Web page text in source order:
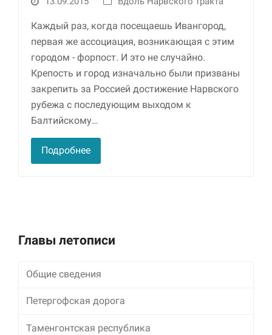
Каждый раз, когда посещаешь Ивангород,
первая же ассоциация, возникающая с этим
городом - форпост. И это не случайно.
Крепость и город изначально были призваны
закрепить за Россией достижение Нарвского
рубежа с последующим выходом к
Балтийскому…
Подробнее
Главы летописи
Общие сведения
Петергофская дорога
Таменгонтская республика
Маркетинг
интересами и
информацией о вашем
поведении во время
посещения нашего
сайта, вы повышаете
вероятность того, что